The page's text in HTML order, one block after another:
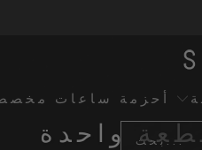
أحزمة ساعات
واحدة